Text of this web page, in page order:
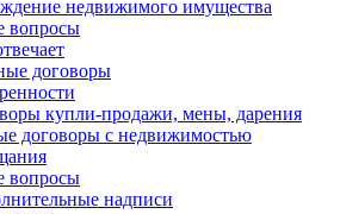
недвижимого имущества
вопросы
договоры
купли-продажи, мены, дарения
договоры с недвижимостью
вопросы
надписи